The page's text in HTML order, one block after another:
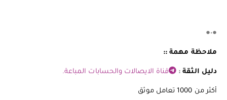
●•●
ملاحظة مهمة ::
دليل الثقة: قناة الايصالات والحسابات المباعة.
أكثر من 1000 تعامل موثق